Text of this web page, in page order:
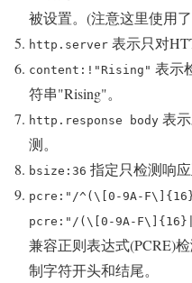
被设置。(注意这里使用了
http.server 表示只对
content:!"Rising" 表示
符串"Rising"。
http.response body 表
测。
bsize:36 指定只检测响应
pcre:"/^(\[0-9A-
pcre:"/(\[0-9A-
兼容正则表达式(PCRE)
制字符开头和结尾。